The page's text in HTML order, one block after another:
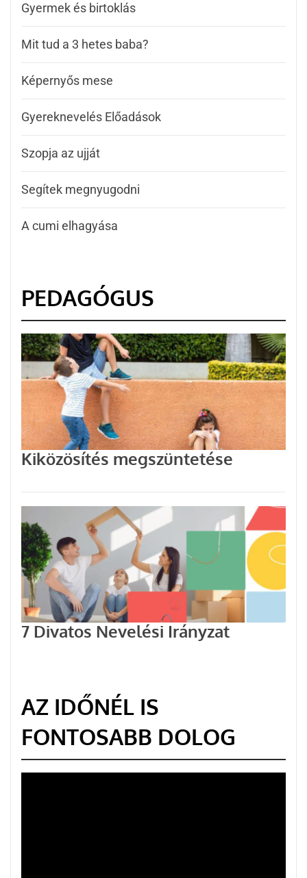
Gyermek és birtoklás
Mit tud a 3 hetes baba?
Képernyős mese
Gyereknevelés Előadások
Szopja az ujját
Segítek megnyugodni
A cumi elhagyása
PEDAGÓGUS
Kiközösítés megszüntetése
7 Divatos Nevelési Irányzat
AZ IDŐNÉL IS
FONTOSABB DOLOG